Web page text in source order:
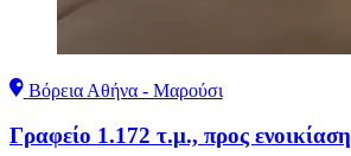
Βόρεια Αθήνα - Μαρούσι
Γραφείο 1.172 τ.μ., προς ενοικίαση